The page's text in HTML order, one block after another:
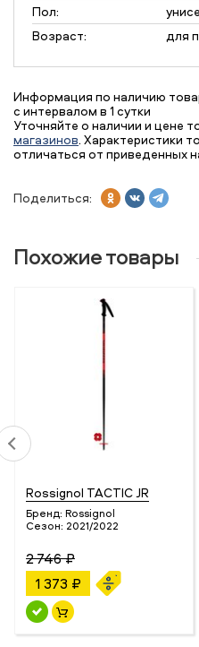
Пол:
Возраст:
для
Информация по наличию
с интервалом в 1 сутки
Уточняйте о наличии и цене
магазинов. Характеристики
отличаться от приведенных
Поделиться:
Похожие товары
Rossignol TACTIC JR
Бренд: Rossignol
Сезон: 2021/2022
2 746 ₽
1 373 ₽